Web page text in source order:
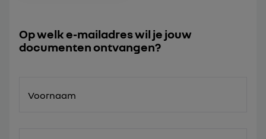
Op welk e-mailadres wil je jouw
documenten ontvangen?
Voornaam